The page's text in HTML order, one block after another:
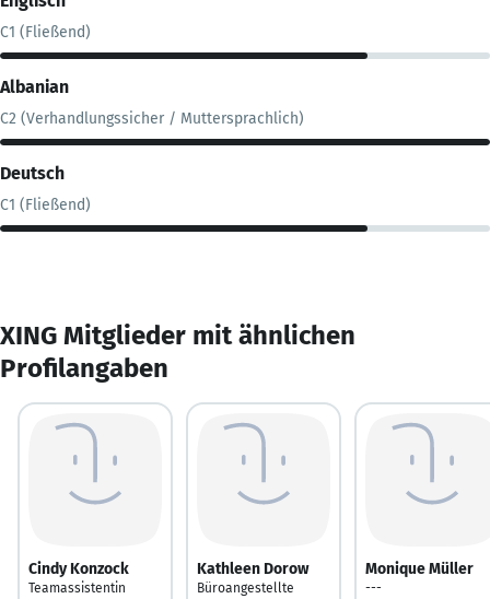
C1 (Fließend)
Albanian
C2 (Verhandlungssicher / Muttersprachlich)
Deutsch
C1 (Fließend)
XING Mitglieder mit ähnlichen
Profilangaben
Cindy Konzock
Teamassistentin
Kathleen Dorow
Büroangestellte
Monique Müller
---